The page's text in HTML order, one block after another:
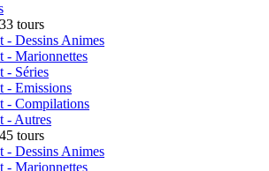
tours
- Dessins Animes
- Marionnettes
- Séries
- Emissions
- Compilations
- Autres
tours
- Dessins Animes
- Marionnettes